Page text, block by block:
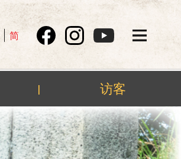
简
| 访客